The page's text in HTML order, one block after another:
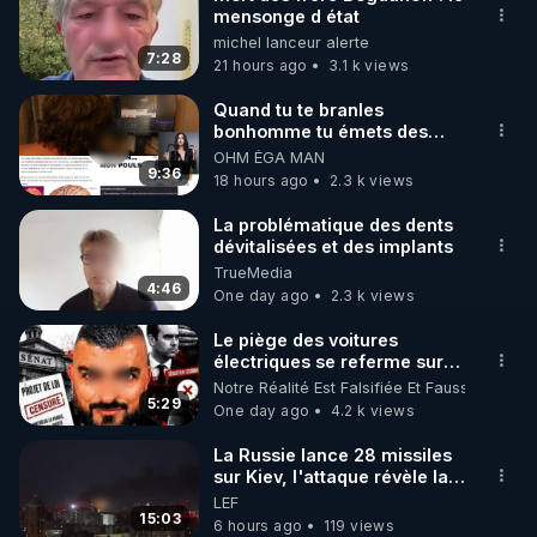
🌱 INSTAGRAM
https://www.instagram.com/rdlr_thierrycasasnovas/
http://rgnr.li/instagram
🌱 LA NEWSLETTER
Pour ne pas rater l’actualité RGNR (stages,
http://rgnr.li/news
🌱 VIDÉOS NON CENSURÉES SUR ODYSEE
Toutes les vidéos Youtube sont aussi sur la
http://rgnr.li/odysee
🌱 LES STAGES EN PRÉSENTIEL
http://rgnr.li/stages
7:28
mensonge d état
michel lanceur alerte
21 hours ago
3.1 k views
9:36
Quand tu te branles
bonhomme tu émets des
ondes ils ont juste omis de
t'expliquer
OHM ÉGA MAN
18 hours ago
2.3 k views
4:46
La problématique des dents
dévitalisées et des implants
TrueMedia
One day ago
2.3 k views
5:29
Le piège des voitures
électriques se referme sur
les usagers !
Notre Réalité Est Falsifiée Et Fausse
One day ago
4.2 k views
15:03
La Russie lance 28 missiles
sur Kiev, l'attaque révèle la
faiblesse de Kiev
LEF
6 hours ago
119 views